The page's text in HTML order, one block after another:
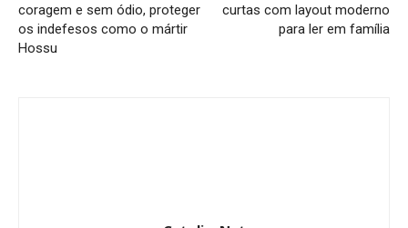
coragem e sem ódio, proteger
os indefesos como o mártir
Hossu
curtas com layout moderno
para ler em família